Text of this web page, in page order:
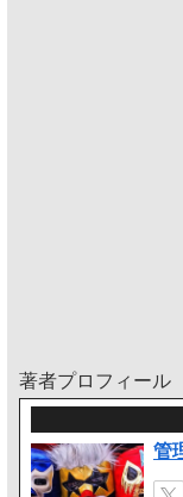
著者プロフィール
管